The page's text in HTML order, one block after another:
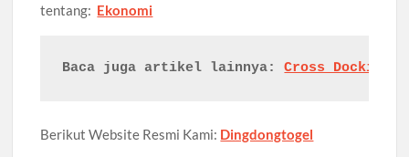
tentang: Ekonomi
Baca juga artikel lainnya: Cross
Berikut Website Resmi Kami: Dingdongtogel